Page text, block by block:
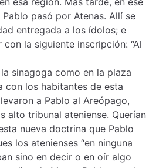
pasó por Atenas. Allí se
entregada a los ídolos; e
la siguiente inscripción: “Al
sinagoga como en la plaza
con los habitantes de esta
a Pablo al Areópago,
alto tribunal ateniense. Querían
nueva doctrina que Pablo
los atenienses “en ninguna
sino en decir o en oír algo